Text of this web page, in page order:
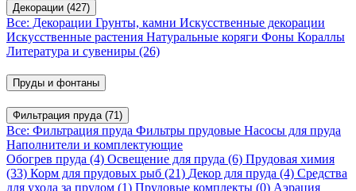
Декорации (427)
Все: Декорации Грунты, камни Искусственные декорации
Искусственные растения Натуральные коряги Фоны Кораллы
Литература и сувениры (26)
Пруды и фонтаны
Фильтрация пруда (71)
Все: Фильтрация пруда Фильтры прудовые Насосы для пруда
Наполнители и комплектующие
Обогрев пруда (4) Освещение для пруда (6) Прудовая химия
(33) Корм для прудовых рыб (21) Декор для пруда (4) Средства
для ухода за прудом (1) Прудовые комплекты (0) Аэрация